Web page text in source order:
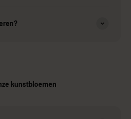
kunstbloemen